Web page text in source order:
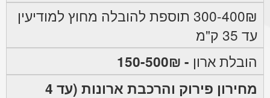
300-400₪ תוספת להובלה מחוץ למודיעין
עד 35 ק"מ
הובלת ארון - 150-500₪
מחירון פירוק והרכבת ארונות (עד 4